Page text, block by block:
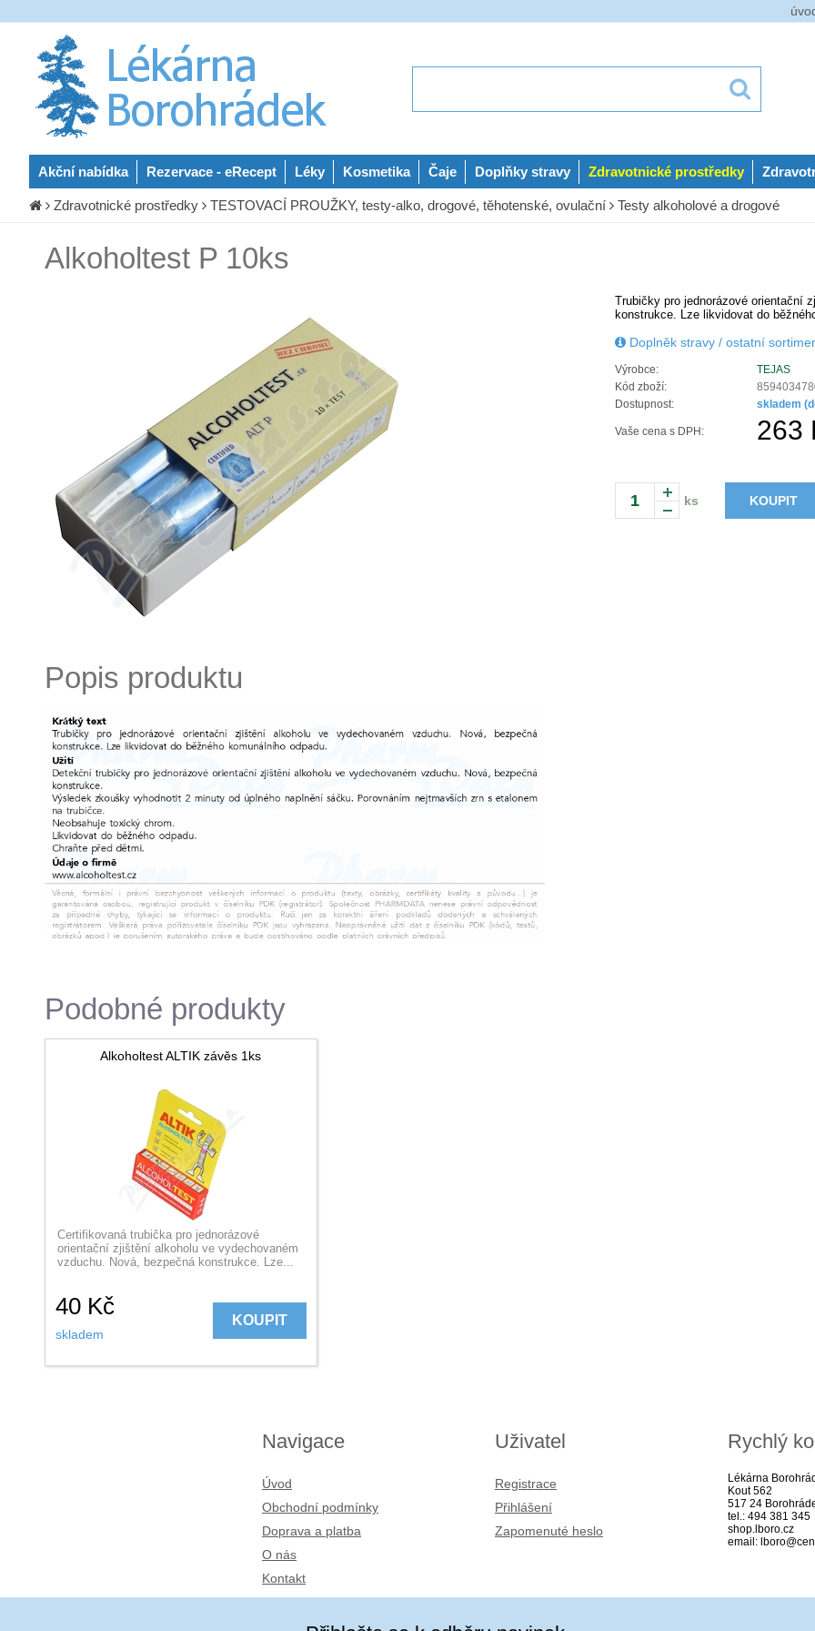
Akční nabídka Rezervace - eRecept Léky Kosmetika Čaje Doplňky stravy Zdravotnické prostředky
Zdravotnické prostředky TESTOVACÍ PROUŽKY, testy-alko, drogové, těhotenské, ovulační Testy alkoholové a drogové
Alkoholtest P 10ks
Trubičky pro jednorázové orientační
konstrukce. Lze likvidovat do
Doplněk stravy / ostatní
Výrobce:
TEJAS
Kód zboží:
Dostupnost:
skladem
Vaše cena s DPH: 263
ks KOUPIT
Popis produktu
Podobné produkty
Alkoholtest ALTIK závěs 1ks
Certifikovaná trubička pro jednorázové
orientační zjištění alkoholu ve vydechovaném
vzduchu. Nová, bezpečná konstrukce. Lze...
40 Kč
skladem
KOUPIT
Navigace
Úvod
Obchodní podmínky
Doprava a platba
O nás
Kontakt
Uživatel
Registrace
Přihlášení
Zapomenuté heslo
Rychlý
Lékárna
Kout 562
517 24
tel.: 494 381 345
shop.lboro.cz
email: